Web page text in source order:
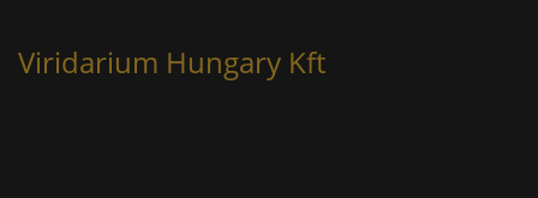
Viridarium Hungary Kft